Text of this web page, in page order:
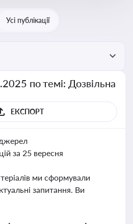
порушень та
вимогам регуляторних
Усі публікації
по темі: Дозвільна
ЕКСПОРТ
за 25 вересня
ми сформували
запитання. Ви